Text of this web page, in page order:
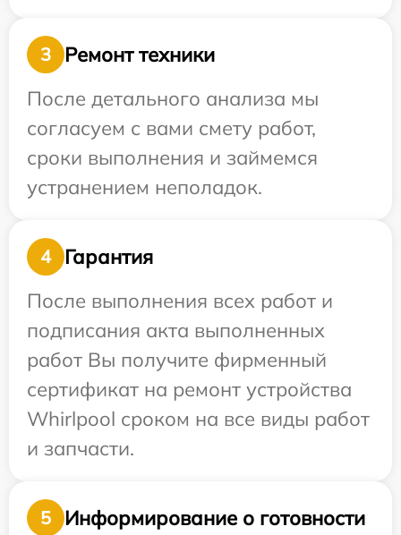
3
Ремонт техники
После детального анализа мы
согласуем с вами смету работ,
сроки выполнения и займемся
устранением неполадок.
4
Гарантия
После выполнения всех работ и
подписания акта выполненных
работ Вы получите фирменный
сертификат на ремонт устройства
Whirlpool сроком на все виды работ
и запчасти.
5
Информирование о готовности